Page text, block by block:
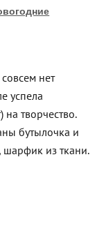
нет
успела
на творчество.
бутылочка и
шарфик из ткани.